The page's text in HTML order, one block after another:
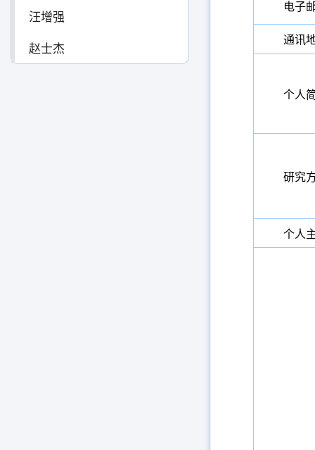
汪增强
赵士杰
电子
通讯
个人
研究
个人